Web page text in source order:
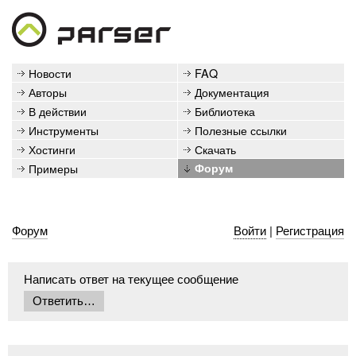
Новости
FAQ
Авторы
Документация
В действии
Библиотека
Инструменты
Полезные ссылки
Хостинги
Скачать
Примеры
Форум
Форум Войти| Регистрация
Написать ответ на текущее сообщение